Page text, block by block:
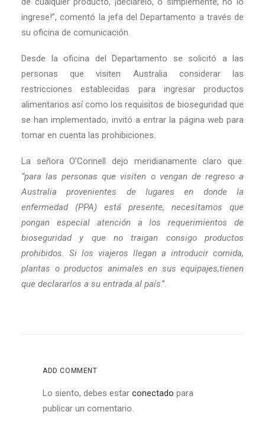
ingrese!”, comentó la jefa del Departamento a través de
su oficina de comunicación.
Desde la oficina del Departamento se solicitó a las
personas que visiten Australia considerar las
restricciones establecidas para ingresar productos
alimentarios así como los requisitos de bioseguridad que
se han implementado, invitó a entrar la página web para
tomar en cuenta las prohibiciones.
La señora O’Connell dejo meridianamente claro que:
“para las personas que visiten o vengan de regreso a
Australia provenientes de lugares en donde la
enfermedad (PPA) está presente, necesitamos que
pongan especial atención a los requerimientos de
bioseguridad y que no traigan consigo productos
prohibidos. Si los viajeros llegan a introducir comida,
plantas o productos animales en sus equipajes,tienen
que declararlos a su entrada al país.”.
ADD COMMENT
Lo siento, debes estar conectado para
publicar un comentario.